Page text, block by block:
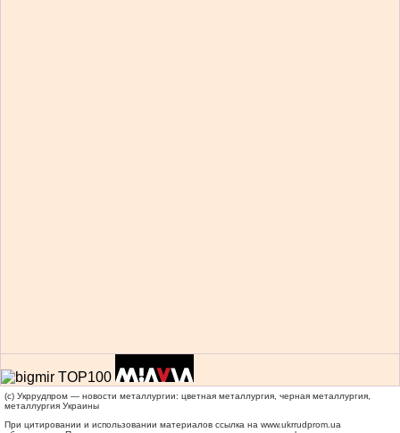
(c) Укррудпром — новости металлургии: цветная металлургия, черная металлургия,
металлургия Украины
При цитировании и использовании материалов ссылка на www.ukrrudprom.ua